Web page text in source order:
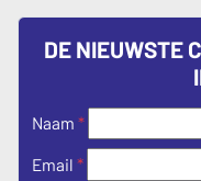
DE NIEUWSTE
Naam *
Email *